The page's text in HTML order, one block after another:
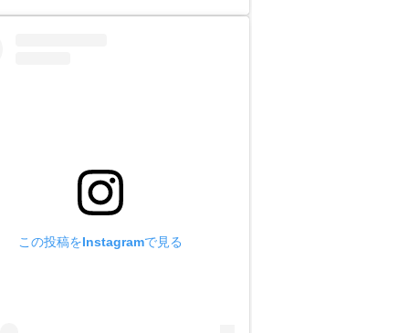
この投稿をInstagramで見る